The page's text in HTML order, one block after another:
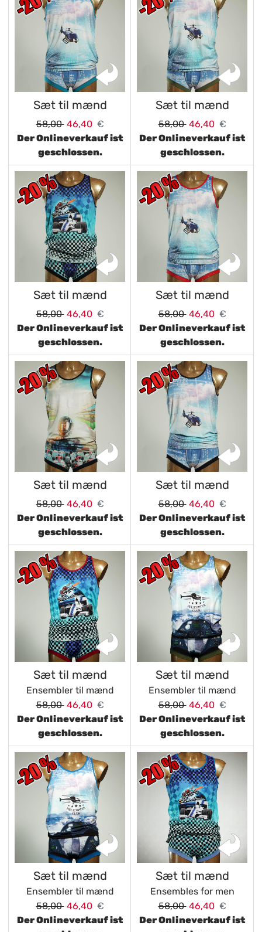
Sæt til mænd
58,00 46,40 €
Der Onlineverkauf ist
geschlossen.
Sæt til mænd
58,00 46,40 €
Der Onlineverkauf ist
geschlossen.
Sæt til mænd
58,00 46,40 €
Der Onlineverkauf ist
geschlossen.
Sæt til mænd
58,00 46,40 €
Der Onlineverkauf ist
geschlossen.
Sæt til mænd
58,00 46,40 €
Der Onlineverkauf ist
geschlossen.
Sæt til mænd
58,00 46,40 €
Der Onlineverkauf ist
geschlossen.
Sæt til mænd
Ensembler til mænd
58,00 46,40 €
Der Onlineverkauf ist
geschlossen.
Sæt til mænd
Ensembler til mænd
58,00 46,40 €
Der Onlineverkauf ist
geschlossen.
Sæt til mænd
Ensembler til mænd
58,00 46,40 €
Der Onlineverkauf ist
Sæt til mænd
Ensembles for men
58,00 46,40 €
Der Onlineverkauf ist